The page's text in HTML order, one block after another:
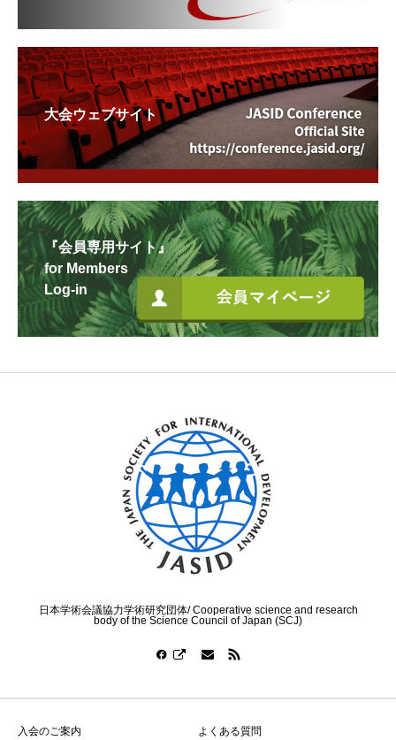
大会ウェブサイト
『会員専用サイト』
for Members
Log-in
日本学術会議協力学術研究団体/ Cooperative science and research
body of the Science Council of Japan (SCJ)
入会のご案内 よくある質問